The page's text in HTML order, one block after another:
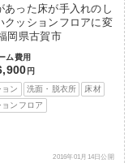
あった床が手入れのし
クッションフロアに変
岡県古賀市
ム費用
円
ン
洗面・脱衣所
床材
ョンフロア
2016年01月14日公開